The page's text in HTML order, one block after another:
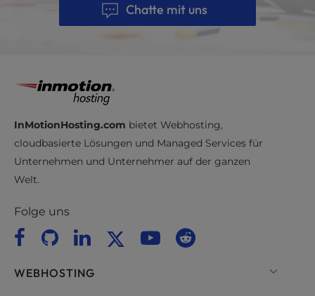
Chatte mit uns
InMotionHosting.com bietet Webhosting,
cloudbasierte Lösungen und Managed Services für
Unternehmen und Unternehmer auf der ganzen
Welt.
Folge uns
WEBHOSTING